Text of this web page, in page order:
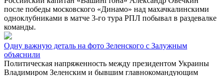
после победы московского «Динамо» над махачкалинскими
одноклубниками в матче 3-го тура РПЛ побывал в раздевалке
команды.
Одну важную деталь на фото Зеленского с Залужным
объяснили
Политическая напряженность между президентом Украины
Владимиром Зеленским и бывшим главнокомандующим